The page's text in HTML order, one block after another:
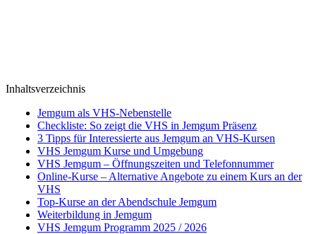
Inhaltsverzeichnis
Jemgum als VHS-Nebenstelle
Checkliste: So zeigt die VHS in Jemgum Präsenz
3 Tipps für Interessierte aus Jemgum an VHS-Kursen
VHS Jemgum Kurse und Umgebung
VHS Jemgum – Öffnungszeiten und Telefonnummer
Online-Kurse – Alternative Angebote zu einem Kurs an der
VHS
Top-Kurse an der Abendschule Jemgum
Weiterbildung in Jemgum
VHS Jemgum Programm 2025 / 2026